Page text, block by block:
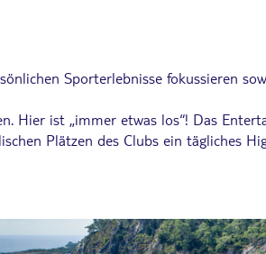
Sporterlebnisse fokussieren
Hier ist „immer etwas los“! Das
Plätzen des Clubs ein tägliches